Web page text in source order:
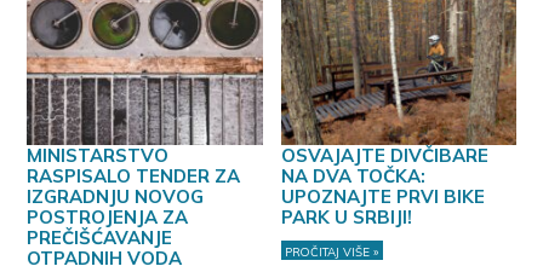
MINISTARSTVO
RASPISALO TENDER ZA
IZGRADNJU NOVOG
POSTROJENJA ZA
PREČIŠĆAVANJE
OTPADNIH VODA
OSVAJAJTE DIVČIBARE
NA DVA TOČKA:
UPOZNAJTE PRVI BIKE
PARK U SRBIJI!
PROČITAJ VIŠE »